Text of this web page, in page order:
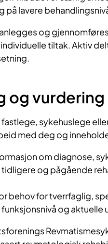
på lavere
og
tiltak. Aktiv
og vurdering
fastlege, sykehuslege
med deg og
om diagnose,
tidligere og pågående
behov for tverrfaglig,
funksjonsnivå og